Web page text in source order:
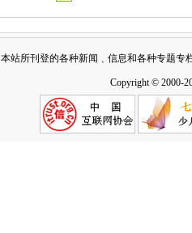
本站所刊登的各种新闻﹑信息和各种专题专
Copyright © 2000-